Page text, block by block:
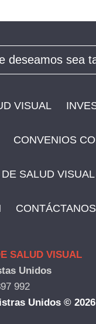
deseamos sea
VISUAL
CONVENIOS
DE SALUD VISUAL
CONTÁCTANOS
SALUD VISUAL
Unidos
992
Unidos © 2026